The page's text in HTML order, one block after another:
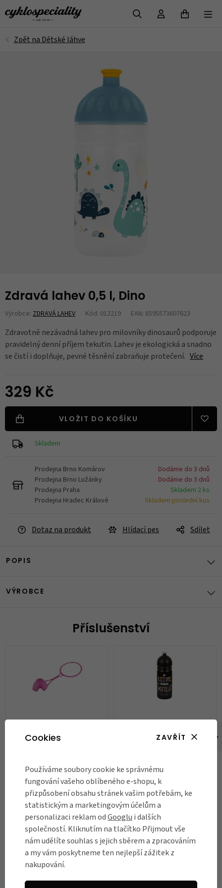
Zdravá lahev 0,5 l, Dino
Výrobce: ZDRAVÁ LAHEV Kód: 012219 EAN: 8595573607623
Zdravotně nezávadná lahev pro milovníky dinosaurů podporuje
pravidelný denní příjem tekutin. Lahev je ekologická a snadno
se čistí i doplňuje, pevné těsnění zabraňuje protečení. Více
329 Kč
VLOŽIT DO KOŠÍKU
Skladem
Prodejna Brno Komárov
Dodáme do 3 dnů
Prodejna Brno Lužánky
Dodáme do 3 dnů
Prodejna Praha
Skladem 2 ks
Prodejna Hradec Králové
Skladem poslední kus
Dotaz na produkt Hlídací pes Sdílet
POPIS
VÝROBCE
Příslušenství
Krytka na Zdravou lahev
Floppy
DO KOŠÍKU
Zdravá lahev 0,7 l, Girls
Dodáváme do 7 dnů
DO KOŠÍKU
RECENZE
Názory našich zákazníků
Cookies ZAVŘÍT
Používáme soubory cookie ke správnému
fungování vašeho oblíbeného e-shopu, k
přizpůsobení obsahu stránek vašim potřebám, ke
statistickým a marketingovým účelům a
personalizaci reklam odGooglu i dalších
společností. Kliknutím na tlačítko Přijmout vše
nám udělíte souhlas s jejich sběrem a zpracováním
a my vám poskytneme ten nejlepší zážitek z
nakupování.